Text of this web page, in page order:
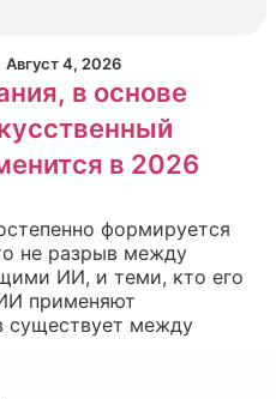
Август 4, 2026
в основе
в 2026
формируется
не разрыв между
ИИ, и теми, кто его
применяют
существует между